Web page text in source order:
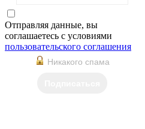
Отправляя данные, вы
соглашаетесь с условиями
пользовательского соглашения
Никакого спама